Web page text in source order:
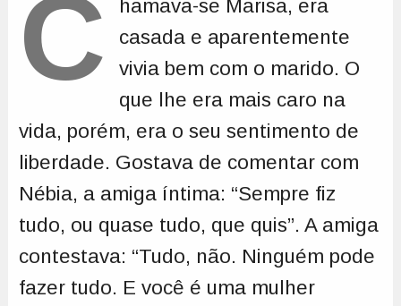
C
hamava-se Marisa, era
casada e aparentemente
vivia bem com o marido. O
que lhe era mais caro na
vida, porém, era o seu sentimento de
liberdade. Gostava de comentar com
Nébia, a amiga íntima: “Sempre fiz
tudo, ou quase tudo, que quis”. A amiga
contestava: “Tudo, não. Ninguém pode
fazer tudo. E você é uma mulher